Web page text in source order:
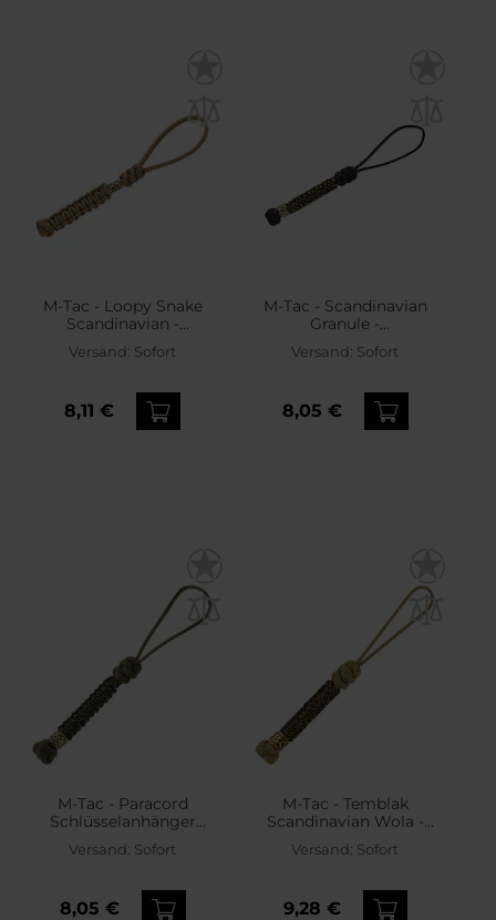
M-Tac - Loopy Snake
Scandinavian -
Schlüsselanhänger -
Coyote
Versand: Sofort
8,11 €
M-Tac - Scandinavian
Granule -
Schlüsselanhänger -
Black
Versand: Sofort
8,05 €
M-Tac - Paracord
Schlüsselanhänger
Scandinavian - Olive
Versand: Sofort
8,05 €
M-Tac - Temblak
Scandinavian Wola -
Schlüsselanhänger -
Coyote
Versand: Sofort
9,28 €